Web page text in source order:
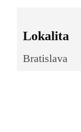
Lokalita
Bratislava